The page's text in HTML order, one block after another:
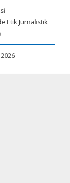
Etik Jurnalistik
2026